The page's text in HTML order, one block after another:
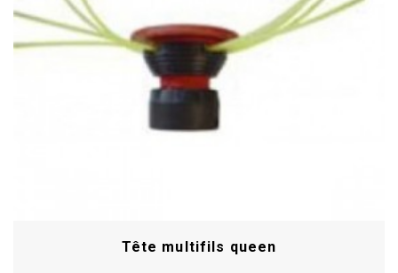
Tête multifils queen